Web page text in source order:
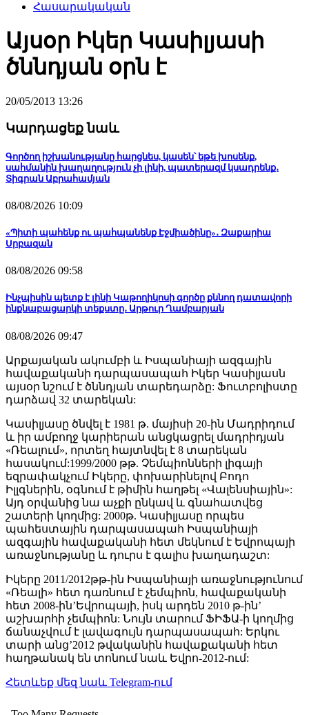
Հասարակական
Այսօր Իկեր Կասիլյասի
ծննդյան օրն է
20/05/2013 13:26
Կարդացեք նաև
Գործող իշխանությանը հարցնես, կասեն՝ եթե խոսենք,
սահմանին խաղաղություն չի լինի, պատերազմ կսադրենք․
Տիգրան Աբրահամյան
08/08/2026 10:09
«Պիտի պահենք ու պահպանենք Էջմիածինը»․ Զաքարիա
Սրբազան
08/08/2026 09:58
Ինչպիսին պետք է լինի Կաթողիկոսի գործը քննող դատավորի
ինքնաբացարկի տեքստը․ Արթուր Ղամբարյան
08/08/2026 09:47
Արքայական ակումբի և Իսպանիայի ազգային
հավաքականի դարպասապահ Իկեր Կասիլյասն
այսօր նշում է ծննդյան տարեդարձը: Ֆուտբոլիստը
դարձավ 32 տարեկան:
Կասիլյասը ծնվել է 1981 թ. մայիսի 20-ին Մադրիդում
և իր ամբողջ կարիերան անցկացրել մադրիդյան
«Ռեալում», որտեղ հայտնվել է 8 տարեկան
հասակում:1999/2000 թթ. Չեմպիոնների լիգայի
եզրափակչում Իկերը, փոխարինելով Բոդո
Իլլգներին, օգնում է թիմին հաղթել «Վալենսիային»:
Այդ օրվանից նա աչքի ընկավ և գնահատվեց
շատերի կողմից: 2000թ. Կասիլյասը որպես
պահեստային դարպասապահ Իսպանիայի
ազգային հավաքականի հետ մեկնում է Եվրոպայի
առաջնությանը և դուրս է գալիս խաղադաշտ:
Իկերը 2011/2012թթ-ին Իսպանիայի առաջնությունում
«Ռեալի» հետ դառնում է չեմպիոն, հավաքականի
հետ 2008-ին’Եվրոպայի, իսկ արդեն 2010 թ-ին’
աշխարհի չեմպիոն: Նույն տարում ՖԻՖԱ-ի կողմից
ճանաչվում է լավագույն դարպասապահ: Երկու
տարի անց’2012 թվականին հավաքականի հետ
հաղթանակ են տոնում նաև Եվրո-2012-ում:
Հետևեք մեզ նաև Telegram-ում